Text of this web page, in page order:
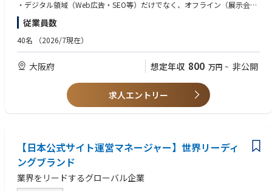
【遠方から転職を検討する方へ】
当社では、遠方から転職される方を対象に借上げ社宅制度を用意していま
す。
家賃の約70％を会社が負担し、転居に伴う住居費の負担を軽減します。
勤務先や家族構成により上限・負担率は異なりますが、最大7年間、キャ
リア入社者の住居負担をサポートします。
（適用可否は社内規定に基づき決定します）
人と会社の新しい関係を考えるメディア「シン・企業人」
https://img-insight.konicaminolta.com/
・予算配分の決定
・チームマネジメント
・チームメンバーの採用
・マーケティングへのAI活用 など
・デジタル領域（Web広告・SEO等）だけでなく、オフライン（展示会、
PR等）も含めた複数チャネルを横断する「統合型マーケティング」の統括
経験
・マーケティングチームのマネジメント経験、または全社横断プロジェク
【歓迎要件】
・経営層（CxOや事業責任者）としての実務経験、または全社的なブラン
ド戦略の立案・統括経験
・年間数千万円規模以上のプロモーション予算の管理・運用責任者として
・マス広告（TVCM等）を含めた大規模プロモーションのディレクション
経験
・メガベンチャーやスタートアップにおける、ゼロからのマーケティング
組織の立ち上げ経験
従業員数
40名 （2026/7現在）
大阪府 想定年収 800 万円 ~ 非公開
求人エントリー
【日本公式サイト運営マネージャー】世界リーディ
ングブランド
業界をリードするグローバル企業